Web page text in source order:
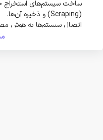
ساخت سیستم‌های استخراج
(Scraping) و ذخیره آن‌ها.
برای هوشمندتر کردن